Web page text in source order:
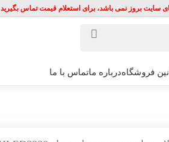
سایت بروز نمی باشد، برای استعلام قیمت تماس بگیرید
فروشگاهدرباره ماتماس با ما